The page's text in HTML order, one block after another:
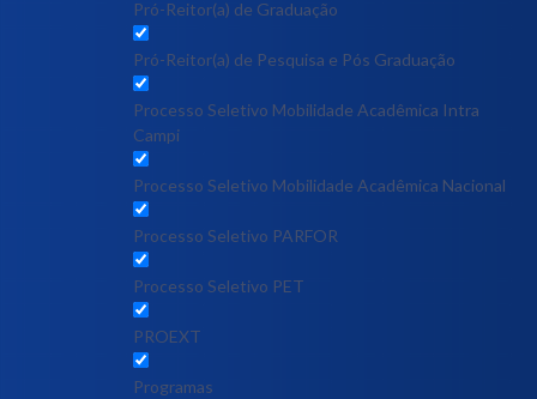
Pró-Reitor(a) de Graduação
Pró-Reitor(a) de Pesquisa e Pós Graduação
Processo Seletivo Mobilidade Acadêmica Intra
Campi
Processo Seletivo Mobilidade Acadêmica Nacional
Processo Seletivo PARFOR
Processo Seletivo PET
PROEXT
Programas